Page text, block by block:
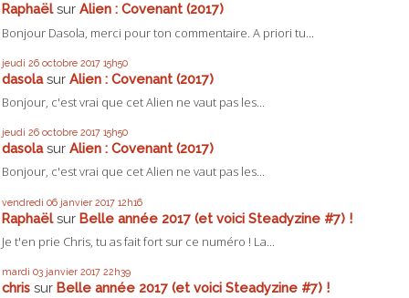
Raphaëlsur Alien : Covenant (2017)
Bonjour Dasola, merci pour ton commentaire. A priori tu...
jeudi 26 octobre 2017 15h50
dasolasur Alien : Covenant (2017)
Bonjour, c'est vrai que cet Alien ne vaut pas les...
jeudi 26 octobre 2017 15h50
dasolasur Alien : Covenant (2017)
Bonjour, c'est vrai que cet Alien ne vaut pas les...
vendredi 06 janvier 2017 12h16
Raphaëlsur Belle année 2017 (et voici Steadyzine #7) !
Je t'en prie Chris, tu as fait fort sur ce numéro ! La...
mardi 03 janvier 2017 22h39
chris sur Belle année 2017 (et voici Steadyzine #7) !